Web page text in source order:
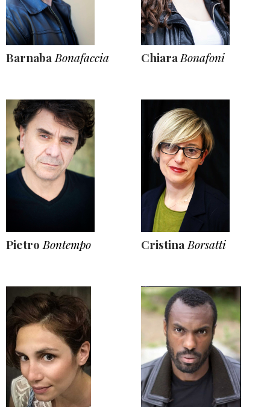
Barnaba Bonafaccia Chiara Bonafoni
Pietro Bontempo Cristina Borsatti